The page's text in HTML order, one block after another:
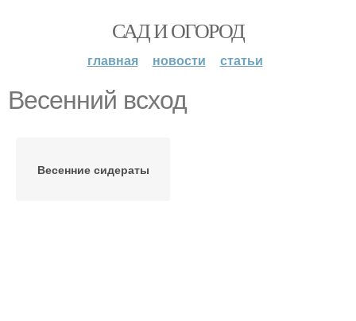
САД И ОГОРОД
главная новости статьи
Весенний всход
Весенние сидераты